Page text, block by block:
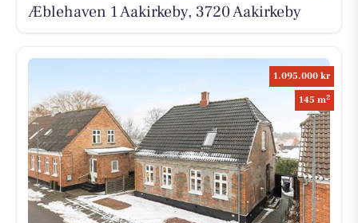
Æblehaven 1 Aakirkeby, 3720 Aakirkeby
1.095.000 kr
145 m2